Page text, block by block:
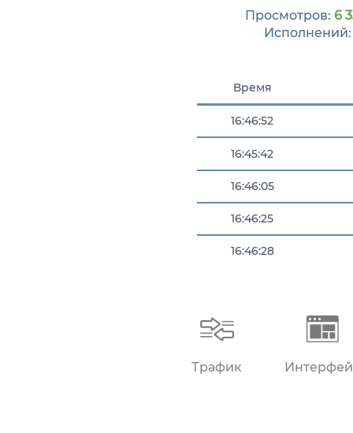
Просмотров: 6
Время
16:46:52
16:45:42
16:46:05
16:46:25
16:46:28
Трафик